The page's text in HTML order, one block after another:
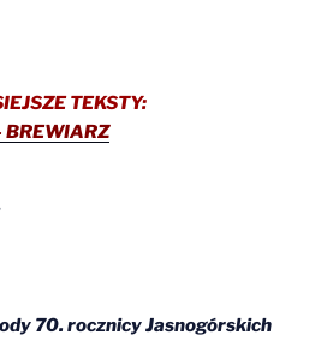
TEKSTY:
BREWIARZ
70. rocznicy Jasnogórskich